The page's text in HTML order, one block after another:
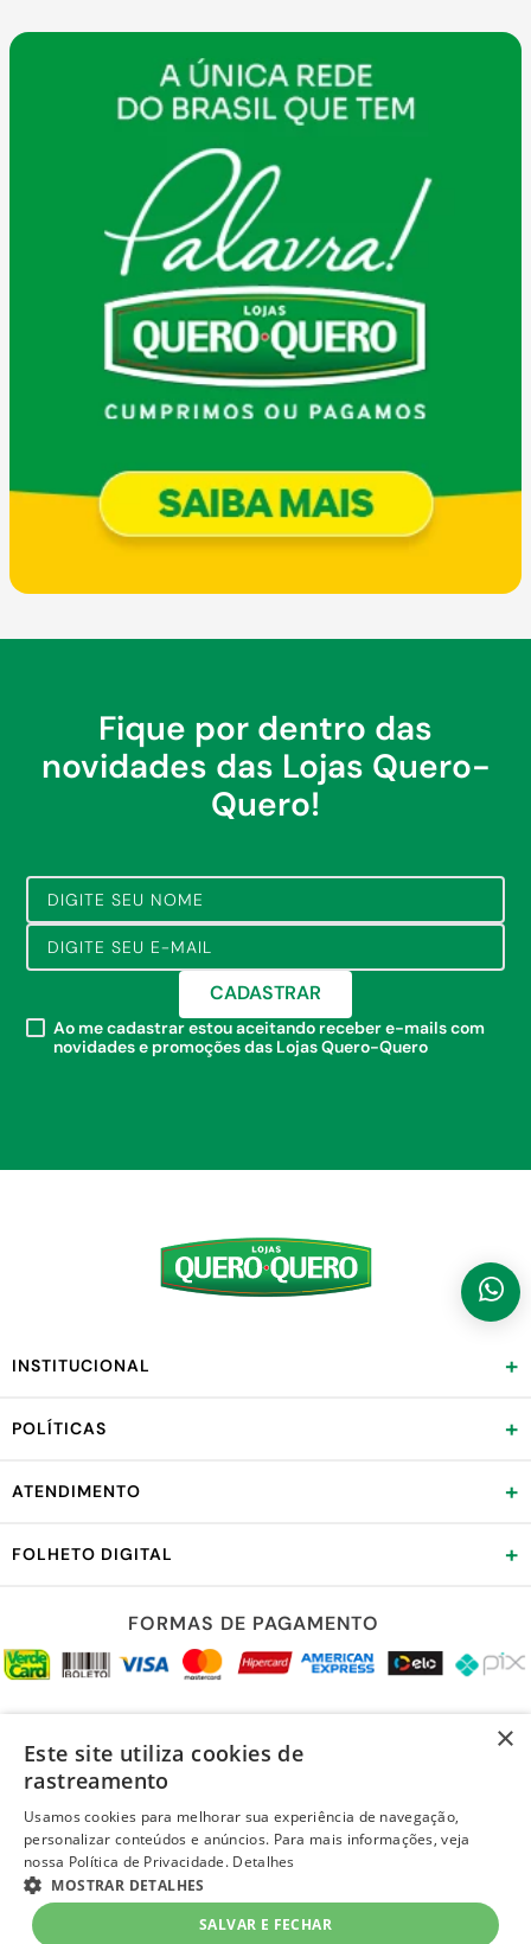
Fique por dentro das
novidades das Lojas Quero-
Quero!
CADASTRAR
Ao me cadastrar estou aceitando receber e-mails com
novidades e promoções das Lojas Quero-Quero
INSTITUCIONAL +
POLÍTICAS +
ATENDIMENTO +
FOLHETO DIGITAL +
FORMAS DE PAGAMENTO
LOJA SEGURA
×
Este site utiliza cookies de
rastreamento
Usamos cookies para melhorar sua experiência de navegação,
personalizar conteúdos e anúncios. Para mais informações, veja
nossa Política de Privacidade. Detalhes
MOSTRAR DETALHES
SALVAR E FECHAR